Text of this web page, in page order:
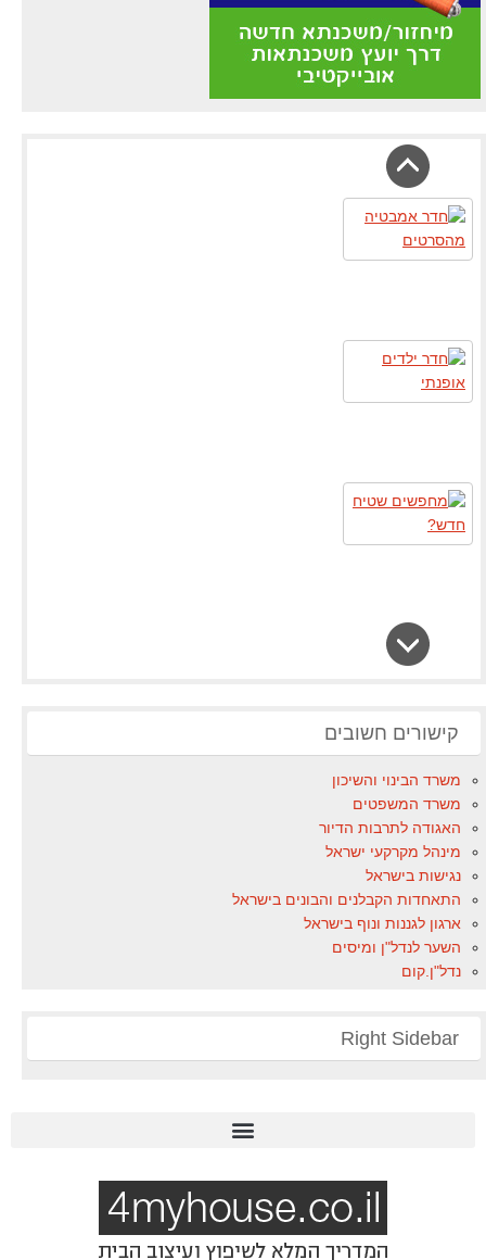
קישורים חשובים
משרד הבינוי והשיכון
משרד המשפטים
האגודה לתרבות הדיור
מינהל מקרקעי ישראל
נגישות בישראל
התאחדות הקבלנים והבונים בישראל
ארגון לגננות ונוף בישראל
השער לנדל"ן ומיסים
נדל"ן.קום
Right Sidebar